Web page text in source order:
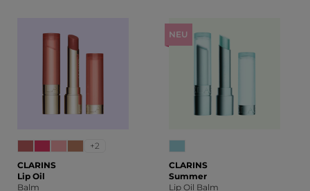
+2
CLARINS
Lip Oil
Balm
NEU
CLARINS
Summer
Lip Oil Balm